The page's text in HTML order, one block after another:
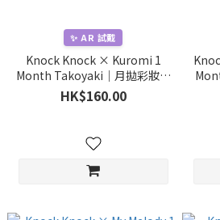
✨ AR 試戴
Knock Knock × Kuromi 1
Month Takoyaki｜月拋彩妝隱
形眼鏡｜每盒2片
HK$160.00